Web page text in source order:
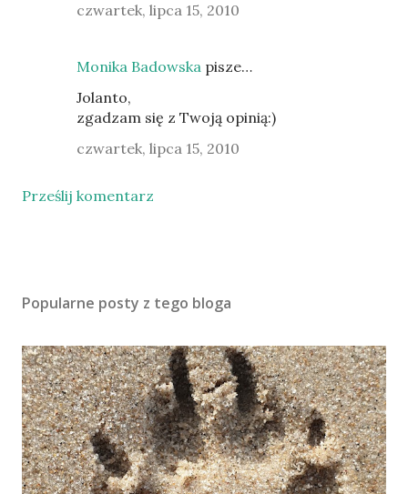
czwartek, lipca 15, 2010
Monika Badowska pisze…
Jolanto,
zgadzam się z Twoją opinią:)
czwartek, lipca 15, 2010
Prześlij komentarz
Popularne posty z tego bloga